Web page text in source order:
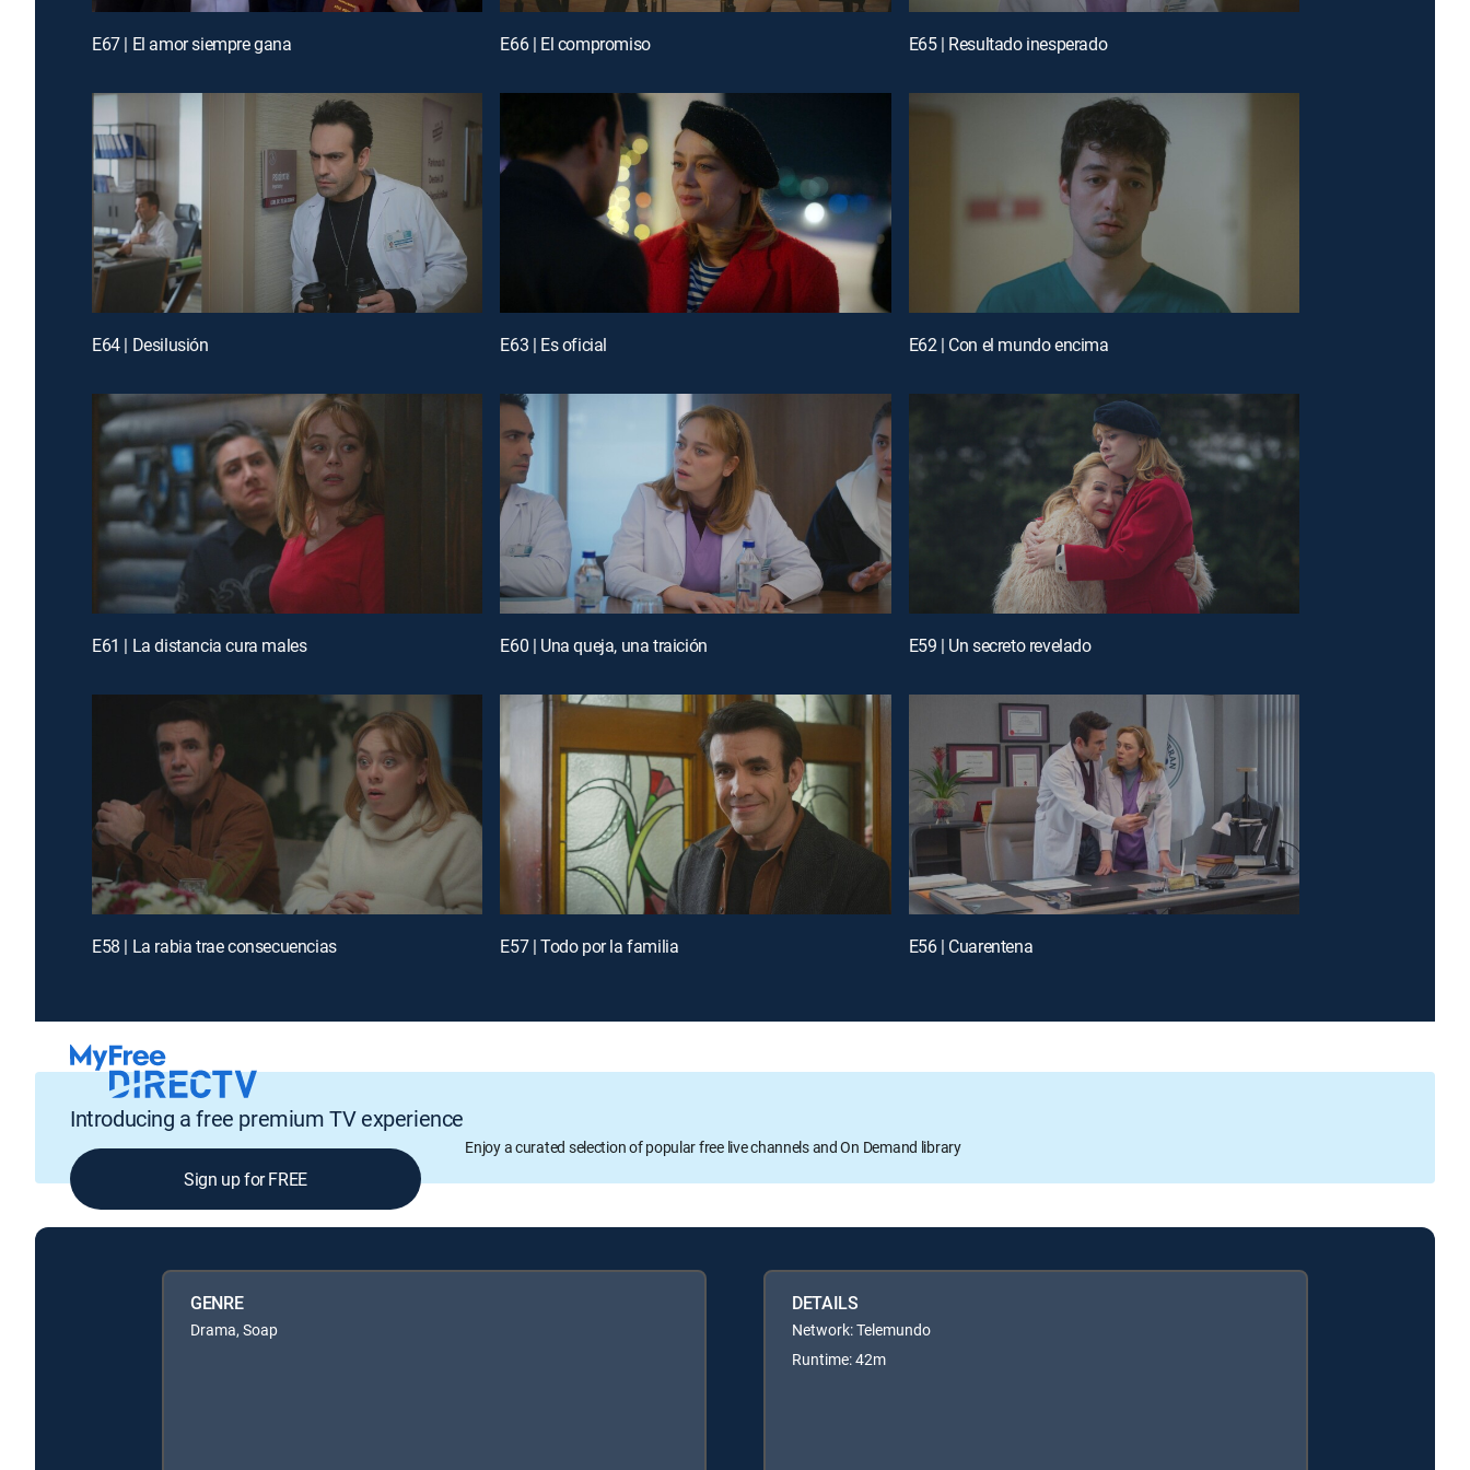
E67 | El amor siempre gana E66 | El compromiso E65 | Resultado inesperado
E64 | Desilusión E63 | Es oficial E62 | Con el mundo encima
E61 | La distancia cura males E60 | Una queja, una traición E59 | Un secreto revelado
E58 | La rabia trae consecuencias E57 | Todo por la familia E56 | Cuarentena
Introducing a free premium TV experience
Enjoy a curated selection of popular free live channels and On Demand library
Sign up for FREE
GENRE
Drama, Soap
DETAILS
Network: Telemundo
Runtime: 42m